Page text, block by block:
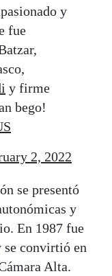
y
fue
y firme
bego!
2, 2022
se presentó
y
En 1987 fue
se convirtió en
Alta.